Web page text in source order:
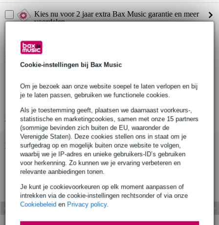
Cookie-instellingen bij Bax Music
Om je bezoek aan onze website soepel te laten verlopen en bij
je te laten passen, gebruiken we functionele cookies.
Als je toestemming geeft, plaatsen we daarnaast voorkeurs-,
statistische en marketingcookies, samen met onze 15 partners
(sommige bevinden zich buiten de EU, waaronder de
Verenigde Staten). Deze cookies stellen ons in staat om je
surfgedrag op en mogelijk buiten onze website te volgen,
waarbij we je IP-adres en unieke gebruikers-ID’s gebruiken
voor herkenning. Zo kunnen we je ervaring verbeteren en
relevante aanbiedingen tonen.
Je kunt je cookievoorkeuren op elk moment aanpassen of
intrekken via de cookie-instellingen rechtsonder of via onze
Cookiebeleid en Privacy policy.
Kies nu voor 2 jaar extra Bax Music garantie en meer
voordelen
Productinformatie
met Hall-sensor
Bekijk alle productspecificaties
Bekijk ook eens (3)